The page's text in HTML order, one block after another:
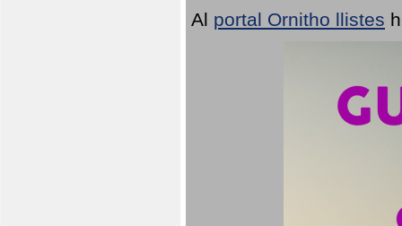
Al portal Ornitho llistes